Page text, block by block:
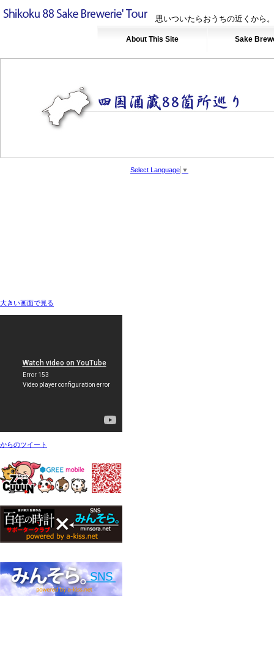
思いついたらおうちの近くから
About This Site Sake
Select Language ▼
大きい画面で見る
からのツイート